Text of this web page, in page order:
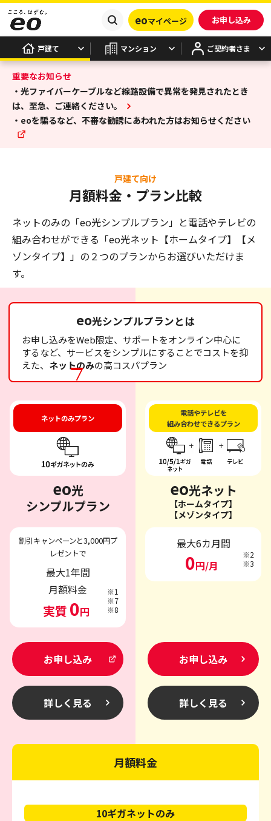
eoマイページ お申し込み
戸建て マンション ご契約者さま
重要なお知らせ
・光ファイバーケーブルなど線路設備で異常を発見されたとき
は、至急、ご連絡ください。
・eoを騙るなど、不審な勧誘にあわれた方はお知らせください
戸建て向け
月額料金・プラン比較
ネットのみの「eo光シンプルプラン」と電話やテレビの
組み合わせができる 「eo光ネット【ホームタイプ】【メ
ゾンタイプ】」の２つのプランからお選びいただけま
す。
eo光シンプルプランとは
お申し込みをWeb限定、サポートをオンライン中心に
するなど、サービスをシンプルにすることでコストを抑
えた、 ネットのみの高コスパプラン
ネットのみプラン
電話やテレビを
組み合わせできるプラン
eo光
シンプルプラン
eo光ネット
【ホームタイプ】
【メゾンタイプ】
割引キャンペーンと3,000円プ
レゼントで
最大1年間
月額料金
実質 0円
※1
※7
※8
最大6カ月間
0円/月
※2
※3
お申し込み
詳しく見る
お申し込み
詳しく見る
月額料金
10ギガネットのみ